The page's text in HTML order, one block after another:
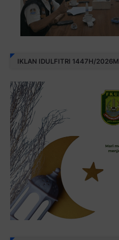
IKLAN IDULFITRI 1447H/2026M